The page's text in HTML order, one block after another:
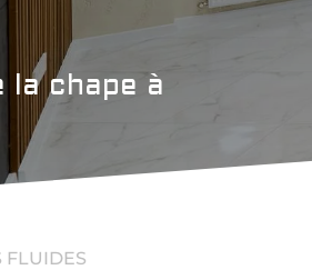
chape à
FLUIDES